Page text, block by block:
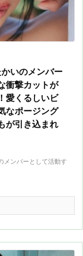
いのメンバー
衝撃カットが
愛くるしいビ
なポージング
が引き込まれ
メンバーとして活動す